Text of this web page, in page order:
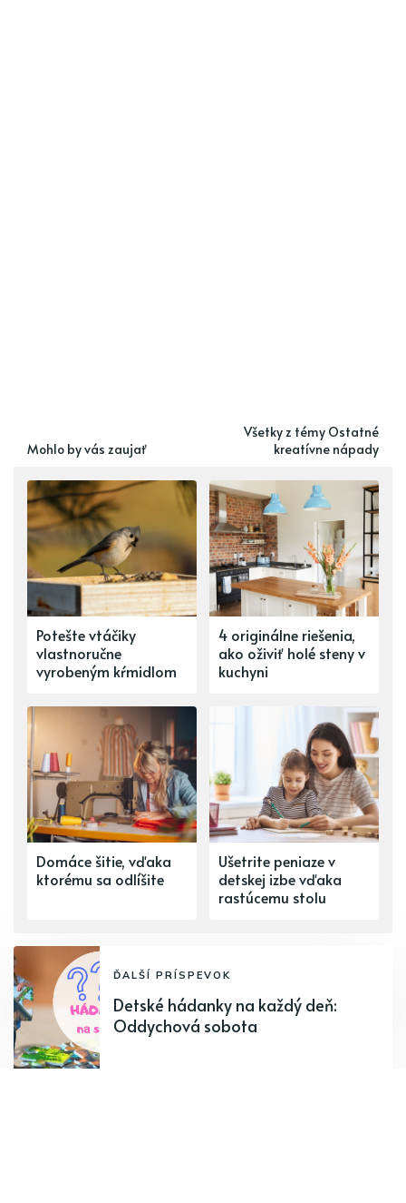
Mohlo by vás zaujať
Všetky z témy Ostatné
kreatívne nápady
Potešte vtáčiky
vlastnoručne
vyrobeným kŕmidlom
4 originálne riešenia,
ako oživiť holé steny v
kuchyni
Domáce šitie, vďaka
ktorému sa odlíšite
Ušetrite peniaze v
detskej izbe vďaka
rastúcemu stolu
ĎALŠÍ PRÍSPEVOK
Detské hádanky na každý deň:
Oddychová sobota